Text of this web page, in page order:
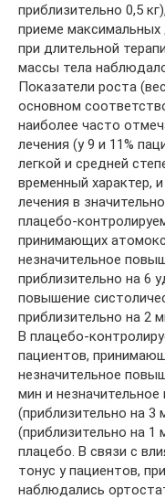
приблизительно 0,5
приеме
при длительной
массы тела
Показатели роста
основном
наиболее часто
лечения (у 9 и 11%
легкой и средней
временный характер,
лечения в
плацебо-
принимающих
незначительное
приблизительно на 6
повышение
приблизительно на 2
В плацебо-
пациентов,
незначительное
мин и
(приблизительно на 3
(приблизительно на
плацебо. В связи с
тонус у пациентов,
наблюдались